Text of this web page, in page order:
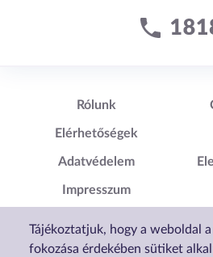
Tájékoztatjuk, hogy a weboldal
fokozása érdekében sütiket
Lábléc1
Rólunk
Elérhetőségek
Adatvédelem
Impresszum
Nyilatkozat